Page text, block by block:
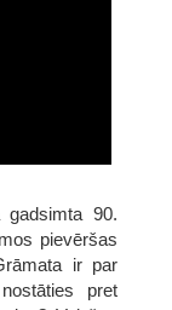
gadsimta 90.
pievēršas
ir par
pret